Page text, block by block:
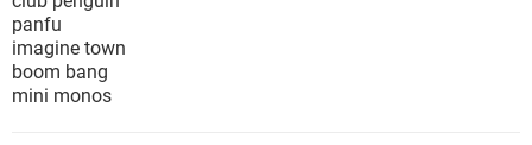
panfu
imagine town
boom bang
mini monos